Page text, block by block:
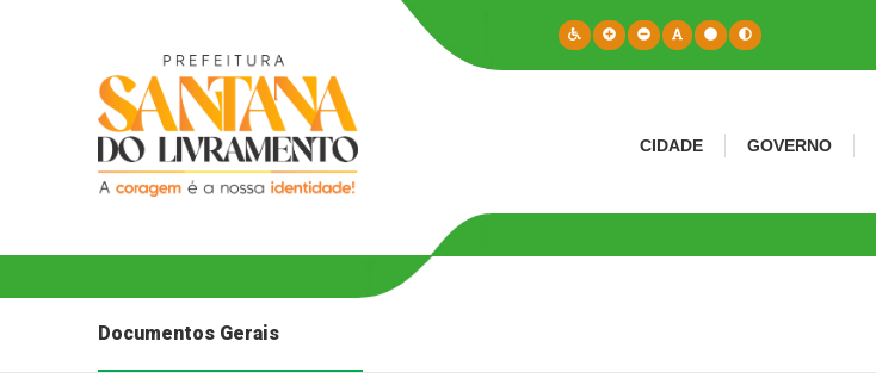
CIDADE GOVERNO
Documentos Gerais